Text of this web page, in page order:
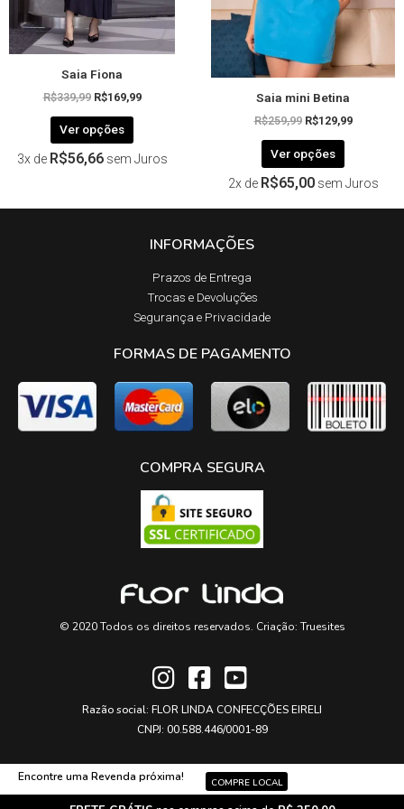
Saia Fiona
R$339,99 R$169,99
Ver opções
escolhidas
na
página
produto
3x de R$56,66 sem Juros
Saia mini Betina
R$259,99 R$129,99
Ver opções
escolhidas
na
página
do
produto
2x de R$65,00 sem Juros
INFORMAÇÕES
Prazos de Entrega​
Trocas e Devoluções​
Segurança e Privacidade
FORMAS DE PAGAMENTO
COMPRA SEGURA
© 2020 Todos os direitos reservados. Criação: Truesites
Razão social: FLOR LINDA CONFECÇÕES EIRELI
CNPJ: 00.588.446/0001-89
Encontre uma Revenda próxima! COMPRE LOCAL